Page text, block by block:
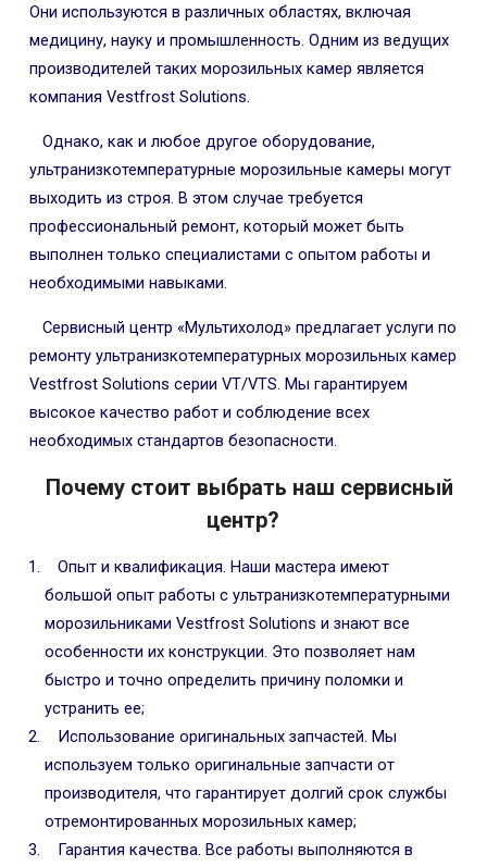
Они используются в различных областях, включая
медицину, науку и промышленность. Одним из ведущих
производителей таких морозильных камер является
компания Vestfrost Solutions.
Однако, как и любое другое оборудование,
ультранизкотемпературные морозильные камеры могут
выходить из строя. В этом случае требуется
профессиональный ремонт, который может быть
выполнен только специалистами с опытом работы и
необходимыми навыками.
Сервисный центр «Мультихолод» предлагает услуги по
ремонту ультранизкотемпературных морозильных камер
Vestfrost Solutions серии VT/VTS. Мы гарантируем
высокое качество работ и соблюдение всех
необходимых стандартов безопасности.
Почему стоит выбрать наш сервисный
центр?
Опыт и квалификация. Наши мастера имеют
большой опыт работы с ультранизкотемпературными
морозильниками Vestfrost Solutions и знают все
особенности их конструкции. Это позволяет нам
быстро и точно определить причину поломки и
устранить ее;
Использование оригинальных запчастей. Мы
используем только оригинальные запчасти от
производителя, что гарантирует долгий срок службы
отремонтированных морозильных камер;
Гарантия качества. Все работы выполняются в